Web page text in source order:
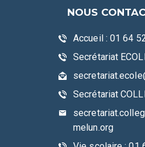
NOUS
Accueil : 01 64
Secrétariat
Secrétariat
melun.org